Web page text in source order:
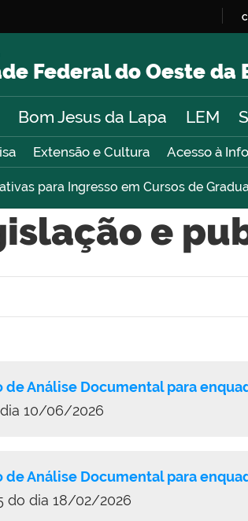
Federal do Oeste da
Bom Jesus da Lapa LEM
Extensão e Cultura Acesso à
para Ingresso em Cursos de
e
de Análise Documental para
10/06/2026
de Análise Documental para
do dia 18/02/2026